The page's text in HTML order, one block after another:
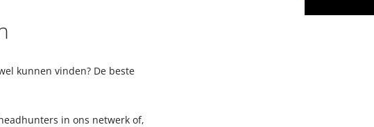
kunnen vinden? De beste
in ons netwerk of,